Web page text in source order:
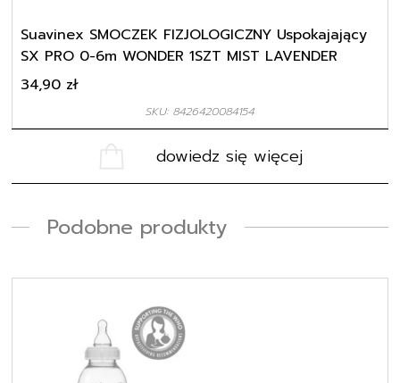
Suavinex SMOCZEK FIZJOLOGICZNY Uspokajający
SX PRO 0-6m WONDER 1SZT MIST LAVENDER
SKU: 8426420084154
34,90 zł
dowiedz się więcej
Podobne produkty